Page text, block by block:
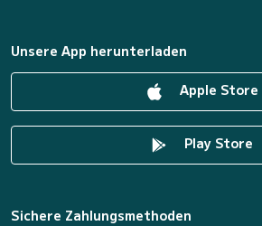
Unsere App herunterladen
Apple Store
Play Store
Sichere Zahlungsmethoden